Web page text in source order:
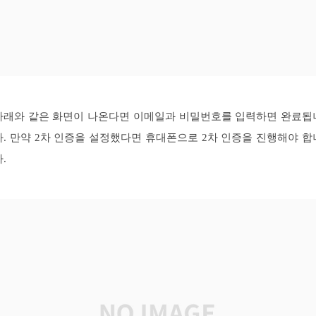
래와 같은 화면이 나온다면 이메일과 비밀번호를 입력하면 완료됩
. 만약 2차 인증을 설정했다면 휴대폰으로 2차 인증을 진행해야 합
.